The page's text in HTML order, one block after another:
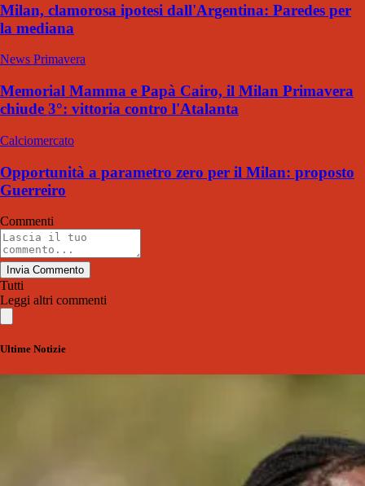
Milan, clamorosa ipotesi dall'Argentina: Paredes per
la mediana
News Primavera
Memorial Mamma e Papà Cairo, il Milan Primavera
chiude 3°: vittoria contro l'Atalanta
Calciomercato
Opportunità a parametro zero per il Milan: proposto
Guerreiro
Commenti
Invia Commento
Tutti
Leggi altri commenti
Ultime Notizie